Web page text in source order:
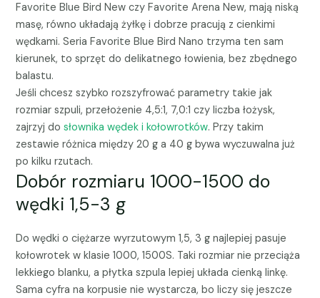
Favorite Blue Bird New czy Favorite Arena New, mają niską
masę, równo układają żyłkę i dobrze pracują z cienkimi
wędkami. Seria Favorite Blue Bird Nano trzyma ten sam
kierunek, to sprzęt do delikatnego łowienia, bez zbędnego
balastu.
Jeśli chcesz szybko rozszyfrować parametry takie jak
rozmiar szpuli, przełożenie 4,5:1, 7,0:1 czy liczba łożysk,
zajrzyj dosłownika wędek i kołowrotków. Przy takim
zestawie różnica między 20 g a 40 g bywa wyczuwalna już
po kilku rzutach.
Dobór rozmiaru 1000-1500 do
wędki 1,5-3 g
Do wędki o ciężarze wyrzutowym 1,5, 3 g najlepiej pasuje
kołowrotek w klasie 1000, 1500S. Taki rozmiar nie przeciąża
lekkiego blanku, a płytka szpula lepiej układa cienką linkę.
Sama cyfra na korpusie nie wystarcza, bo liczy się jeszcze